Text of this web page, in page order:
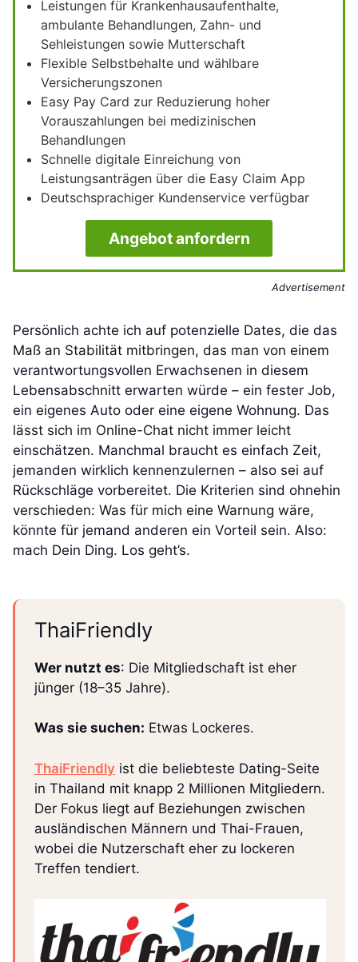
Leistungen für Krankenhausaufenthalte,
ambulante Behandlungen, Zahn- und
Sehleistungen sowie Mutterschaft
Flexible Selbstbehalte und wählbare
Versicherungszonen
Easy Pay Card zur Reduzierung hoher
Vorauszahlungen bei medizinischen
Behandlungen
Schnelle digitale Einreichung von
Leistungsanträgen über die Easy Claim App
Deutschsprachiger Kundenservice verfügbar
Angebot anfordern
Advertisement
Persönlich achte ich auf potenzielle Dates, die das
Maß an Stabilität mitbringen, das man von einem
verantwortungsvollen Erwachsenen in diesem
Lebensabschnitt erwarten würde – ein fester Job,
ein eigenes Auto oder eine eigene Wohnung. Das
lässt sich im Online-Chat nicht immer leicht
einschätzen. Manchmal braucht es einfach Zeit,
jemanden wirklich kennenzulernen – also sei auf
Rückschläge vorbereitet. Die Kriterien sind ohnehin
verschieden: Was für mich eine Warnung wäre,
könnte für jemand anderen ein Vorteil sein. Also:
mach Dein Ding. Los geht’s.
ThaiFriendly
Wer nutzt es: Die Mitgliedschaft ist eher
jünger (18–35 Jahre).
Was sie suchen: Etwas Lockeres.
ThaiFriendly ist die beliebteste Dating-Seite
in Thailand mit knapp 2 Millionen Mitgliedern.
Der Fokus liegt auf Beziehungen zwischen
ausländischen Männern und Thai-Frauen,
wobei die Nutzerschaft eher zu lockeren
Treffen tendiert.